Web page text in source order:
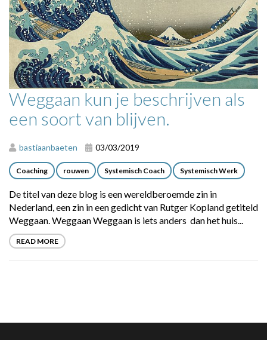
Weggaan kun je beschrijven als
een soort van blijven.
bastiaanbaeten 03/03/2019
Coaching rouwen Systemisch Coach Systemisch Werk
De titel van deze blog is een wereldberoemde zin in
Nederland, een zin in een gedicht van Rutger Kopland getiteld
Weggaan. Weggaan Weggaan is iets anders dan het huis...
READ MORE